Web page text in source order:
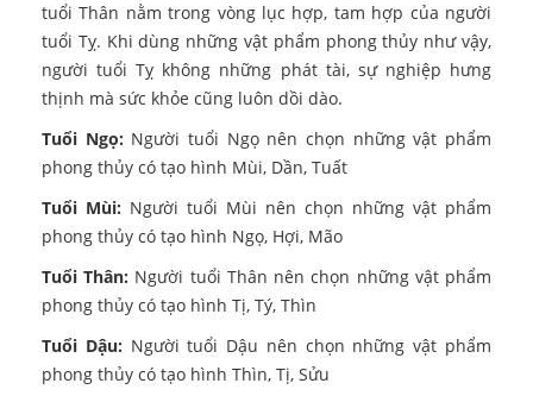
tuổi Thân nằm trong vòng lục hợp, tam hợp của người
tuổi Tỵ. Khi dùng những vật phẩm phong thủy như vậy,
người tuổi Tỵ không những phát tài, sự nghiệp hưng
thịnh mà sức khỏe cũng luôn dồi dào.
Tuổi Ngọ: Người tuổi Ngọ nên chọn những vật phẩm
phong thủy có tạo hình Mùi, Dần, Tuất
Tuổi Mùi: Người tuổi Mùi nên chọn những vật phẩm
phong thủy có tạo hình Ngọ, Hợi, Mão
Tuổi Thân: Người tuổi Thân nên chọn những vật phẩm
phong thủy có tạo hình Tị, Tý, Thìn
Tuổi Dậu: Người tuổi Dậu nên chọn những vật phẩm
phong thủy có tạo hình Thìn, Tị, Sửu